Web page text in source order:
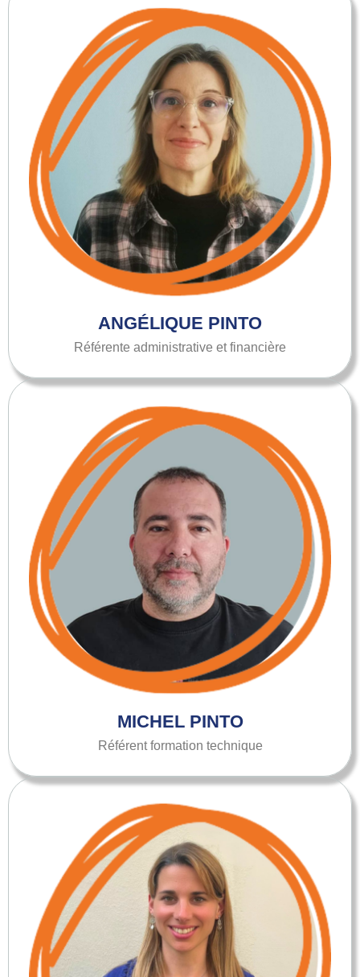
ANGÉLIQUE PINTO
Référente administrative et financière
MICHEL PINTO
Référent formation technique